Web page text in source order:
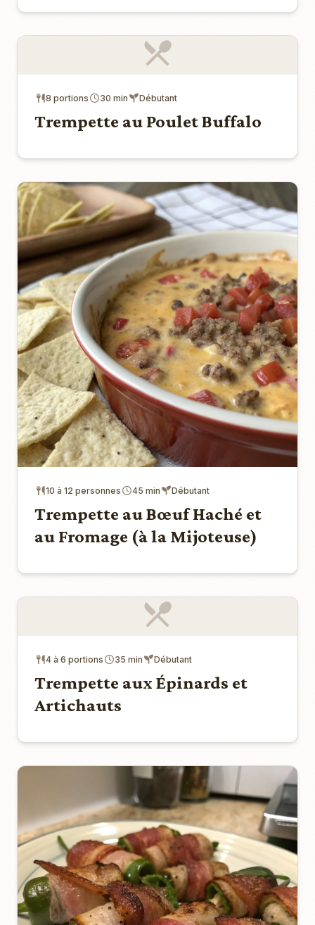
8 portions 30 min Débutant
Trempette au Poulet Buffalo
10 à 12 personnes 45 min Débutant
Trempette au Bœuf Haché et
au Fromage (à la Mijoteuse)
4 à 6 portions 35 min Débutant
Trempette aux Épinards et
Artichauts